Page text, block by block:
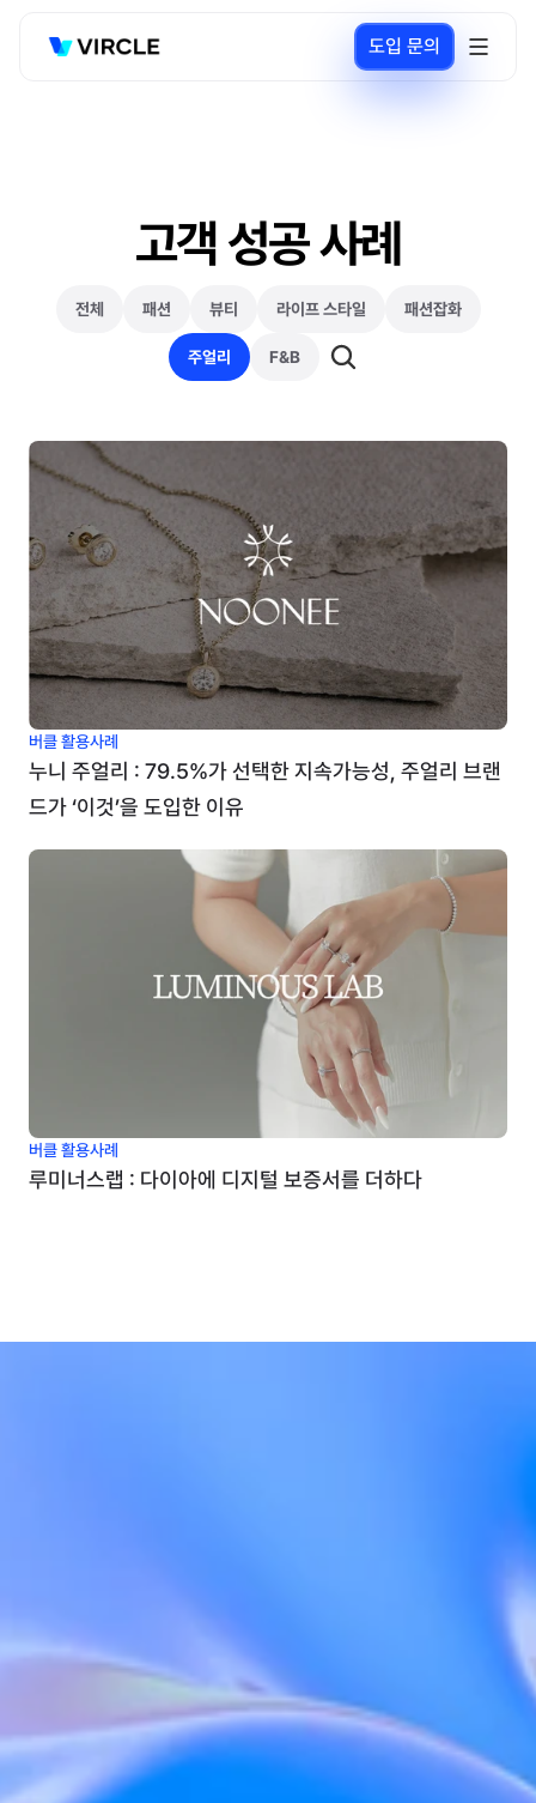
도입 문의
고객 성공 사례
전체 패션 뷰티 라이프 스타일 패션잡화
주얼리 F&B
버클 활용사례
누니 주얼리 : 79.5%가 선택한 지속가능성, 주얼리 브랜
드가 ‘이것’을 도입한 이유
버클 활용사례
루미너스랩 : 다이아에 디지털 보증서를 더하다
상담받기